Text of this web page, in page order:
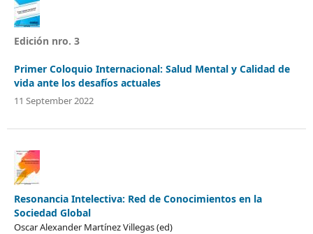
Edición nro. 3
Primer Coloquio Internacional: Salud Mental y Calidad de
vida ante los desafíos actuales
11 September 2022
Resonancia Intelectiva: Red de Conocimientos en la
Sociedad Global
Oscar Alexander Martínez Villegas (ed)